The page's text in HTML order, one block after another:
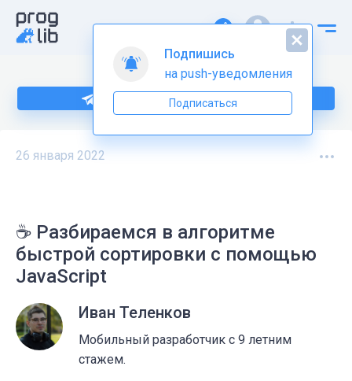
Подпишитесь на нас в Telegram
26 января 2022
☕ Разбираемся в алгоритме
быстрой сортировки с помощью
JavaScript
Иван Теленков
Мобильный разработчик с 9 летним
стажем.
Подпишись
на push-уведомления
Подписаться